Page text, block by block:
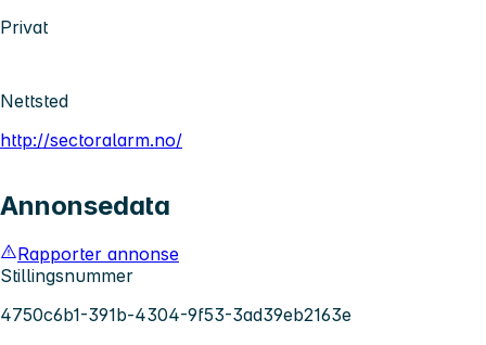
Privat
Nettsted
http://sectoralarm.no/
Annonsedata
Rapporter annonse
Stillingsnummer
4750c6b1-391b-4304-9f53-3ad39eb2163e